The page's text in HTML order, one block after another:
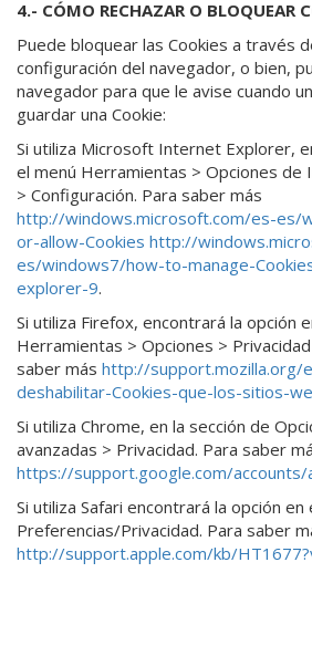
4.- CÓMO RECHAZAR O BLOQUEAR
Puede bloquear las Cookies a través
configuración del navegador, o bien,
navegador para que le avise cuando
guardar una Cookie:
Si utiliza Microsoft Internet Explorer,
el menú Herramientas > Opciones de
> Configuración. Para saber más
http://windows.microsoft.com/es-es/
or-allow-Cookies http://
es/windows7/how-to-manage-
explorer-9.
Si utiliza Firefox, encontrará la opción
Herramientas > Opciones >
saber más http://support.mozilla.org/
deshabilitar-Cookies-que-los-sitios-we
Si utiliza Chrome, en la sección de
avanzadas > Privacidad. Para saber
https://support.google.com/
Si utiliza Safari encontrará la opción en
Preferencias/Privacidad. Para saber
http://support.apple.com/kb/